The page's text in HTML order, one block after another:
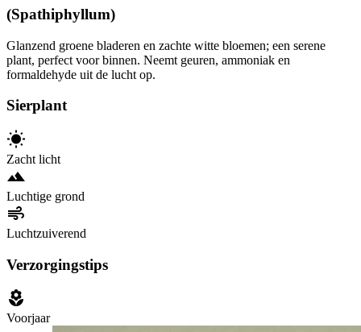
(Spathiphyllum)
Glanzend groene bladeren en zachte witte bloemen; een serene
plant, perfect voor binnen. Neemt geuren, ammoniak en
formaldehyde uit de lucht op.
Sierplant
Zacht licht
Luchtige grond
Luchtzuiverend
Verzorgingstips
Voorjaar